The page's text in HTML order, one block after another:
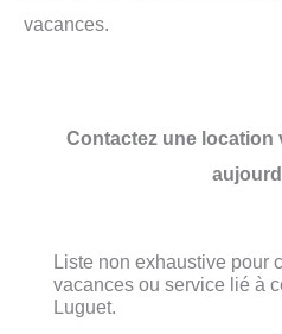
vacances.
Contactez une
Liste non exhaustive pour
vacances ou service lié à
Luguet.